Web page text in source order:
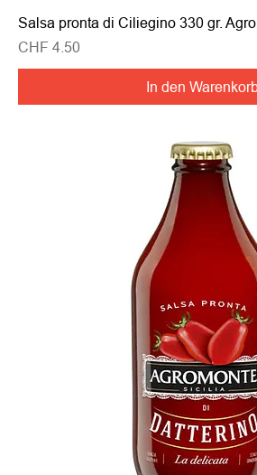
Salsa pronta di Ciliegino 330 gr.
Preis
CHF 4.50
In den